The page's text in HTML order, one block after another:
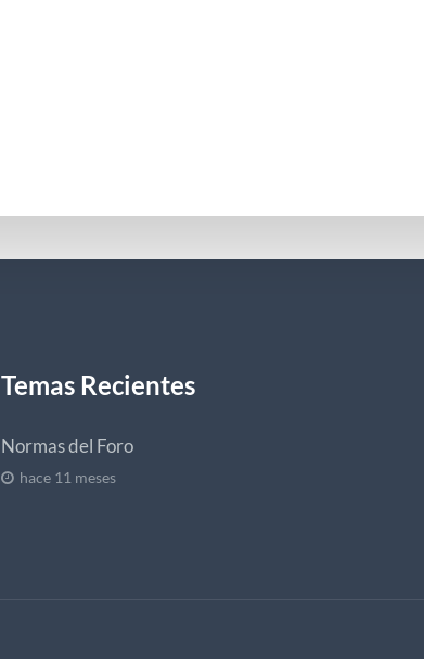
Temas Recientes
Normas del Foro
hace 11 meses